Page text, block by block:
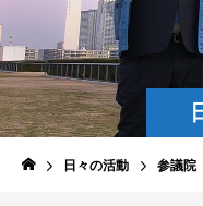
日々の活動 参議院